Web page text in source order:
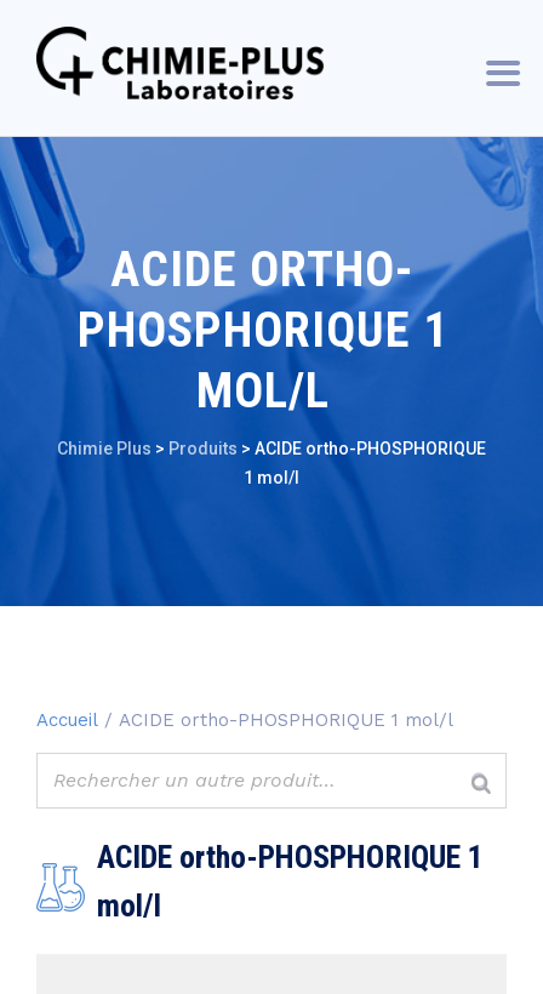
ACIDE ORTHO-
PHOSPHORIQUE 1
MOL/L
Chimie Plus > Produits > ACIDE ortho-PHOSPHORIQUE
1 mol/l
Accueil / ACIDE ortho-PHOSPHORIQUE 1 mol/l
ACIDE ortho-PHOSPHORIQUE 1
mol/l